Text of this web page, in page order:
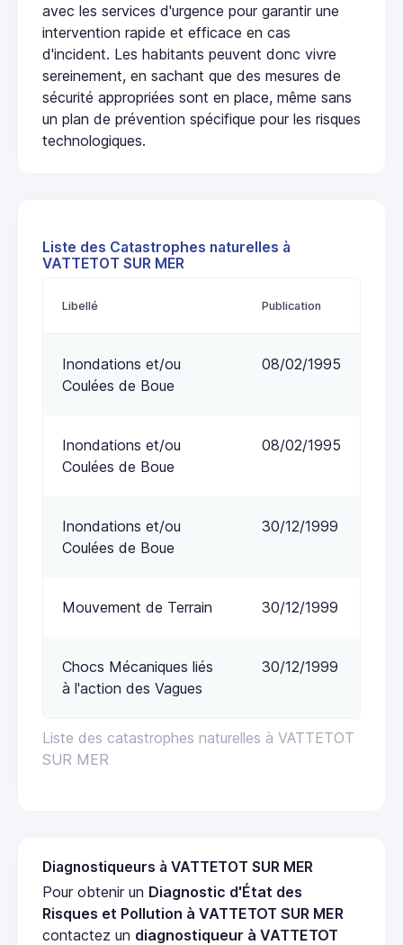
avec les services d'urgence pour garantir une
intervention rapide et efficace en cas
d'incident. Les habitants peuvent donc vivre
sereinement, en sachant que des mesures de
sécurité appropriées sont en place, même sans
un plan de prévention spécifique pour les risques
technologiques.
Liste des Catastrophes naturelles à
VATTETOT SUR MER
Liste des catastrophes naturelles à VATTETOT
SUR MER
Libellé Publication
Inondations et/ou
Coulées de Boue
08/02/1995
Inondations et/ou
Coulées de Boue
08/02/1995
Inondations et/ou
Coulées de Boue
30/12/1999
Mouvement de Terrain 30/12/1999
Chocs Mécaniques liés
à l'action des Vagues
30/12/1999
Diagnostiqueurs à VATTETOT SUR MER
Pour obtenir un Diagnostic d'État des
Risques et Pollution à VATTETOT SUR MER
contactez un diagnostiqueur à VATTETOT